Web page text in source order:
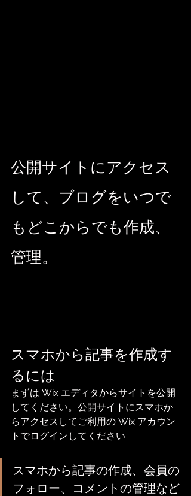
公開サイトにアクセス
して、ブログをいつで
もどこからでも作成、
管理。
スマホから記事を作成す
るには
まずは Wix エディタからサイトを公開
してください。公開サイトにスマホか
らアクセスしてご利用の Wix アカウン
トでログインしてください
スマホから記事の作成、会員の
フォロー、コメントの管理など